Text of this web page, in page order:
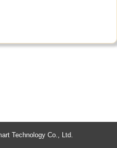
Technology Co., Ltd.